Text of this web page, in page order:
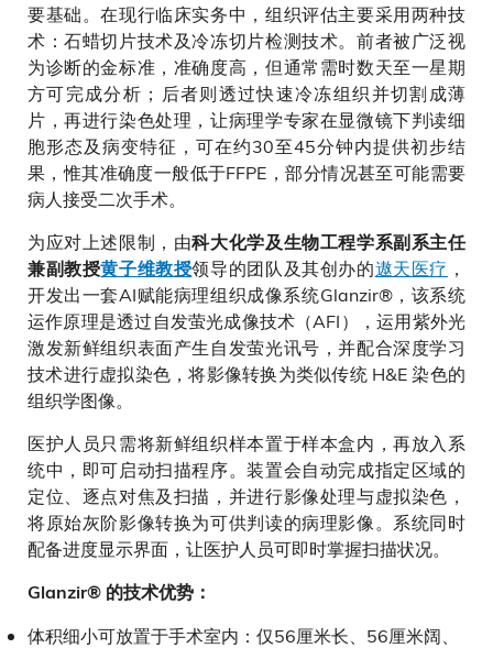
要基础。在现行临床实务中，组织评估主要采用两种技
术：石蜡切片技术及冷冻切片检测技术。前者被广泛视
为诊断的金标准，准确度高，但通常需时数天至一星期
方可完成分析；后者则透过快速冷冻组织并切割成薄
片，再进行染色处理，让病理学专家在显微镜下判读细
胞形态及病变特征，可在约30至45分钟内提供初步结
果，惟其准确度一般低于FFPE，部分情况甚至可能需要
病人接受二次手术。
为应对上述限制，由科大化学及生物工程学系副系主任
兼副教授黄子维教授领导的团队及其创办的遨天医疗 ，
开发出一套AI赋能病理组织成像系统Glanzir®，该系统
运作原理是透过自发萤光成像技术（AFI），运用紫外光
激发新鲜组织表面产生自发萤光讯号，并配合深度学习
技术进行虚拟染色，将影像转换为类似传统 H&E 染色的
组织学图像。
医护人员只需将新鲜组织样本置于样本盒内，再放入系
统中，即可启动扫描程序。装置会自动完成指定区域的
定位、逐点对焦及扫描，并进行影像处理与虚拟染色，
将原始灰阶影像转换为可供判读的病理影像。系统同时
配备进度显示界面，让医护人员可即时掌握扫描状况。
Glanzir® 的技术优势：
体积细小可放置于手术室内：仅56厘米长、56厘米阔、